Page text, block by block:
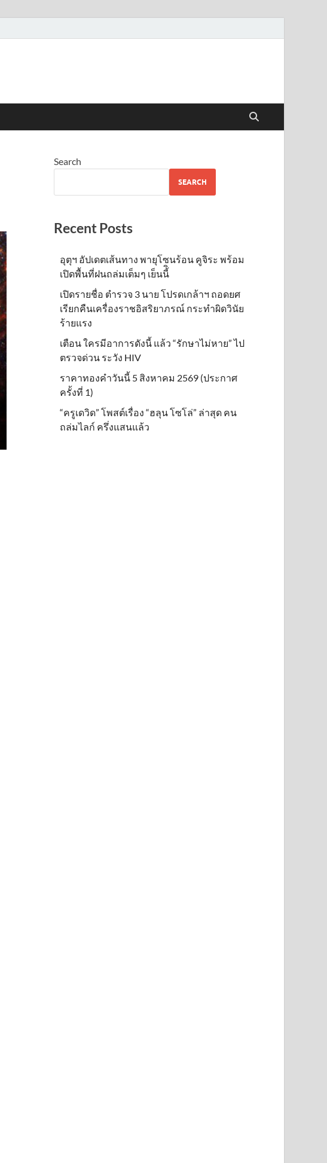
Search
SEARCH
Recent Posts
อุตุฯ อัปเดตเส้นทาง พายุโซนร้อน คูจิระ พร้อม
เปิดพื้นที่ฝนถล่มเต็มๆ เย็นนี้ิ
เปิดรายชื่อ ตำรวจ 3 นาย โปรดเกล้าฯ ถอดยศ
เรียกคืนเครื่องราชอิสริยาภรณ์ กระทำผิดวินัย
ร้ายแรง
เตือน ใครมีอาการดังนี้ แล้ว “รักษาไม่หาย” ไป
ตรวจด่วน ระวัง HIV
ราคาทองคำวันนี้ 5 สิงหาคม 2569 (ประกาศ
ครั้งที่ 1)
“ครูเดวิด” โพสต์เรื่อง “ฮลุน โซโล่” ล่าสุด คน
ถล่มไลก์ ครึ่งแสนแล้ว